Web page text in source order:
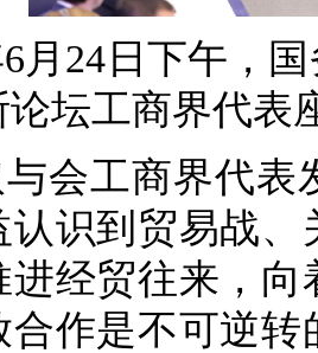
6月24日下午，
论坛工商界代表
会工商界代表
认识到贸易战
进经贸往来，
合作是不可逆